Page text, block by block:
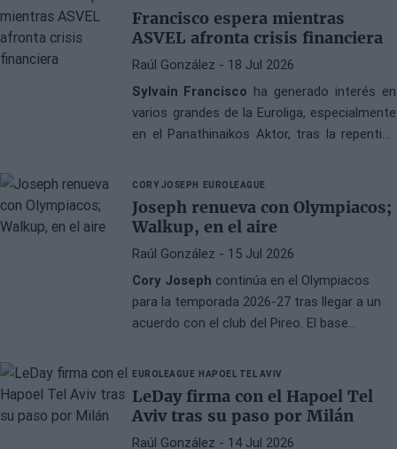
Francisco espera mientras
ASVEL afronta crisis financiera
Raúl González - 18 Jul 2026
Sylvain Francisco ha generado interés en
varios grandes de la Euroliga, especialmente
en el Panathinaikos Aktor, tras la repentina
por mantener la calma y evaluar la situación
antes de considerar propuestas externas.
CORY JOSEPH EUROLEAGUE
Joseph renueva con Olympiacos;
Walkup, en el aire
Raúl González - 15 Jul 2026
Cory Joseph continúa en el Olympiacos
para la temporada 2026-27 tras llegar a un
acuerdo con el club del Pireo. El base
futuro de Thomas Walkup permanece
abierto con el interés de Dubai.
EUROLEAGUE HAPOEL TEL AVIV
LeDay firma con el Hapoel Tel
Aviv tras su paso por Milán
Raúl González - 14 Jul 2026